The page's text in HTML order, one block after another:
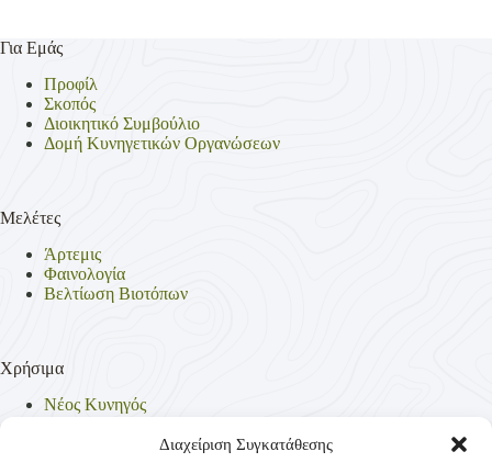
Διαχείριση Συγκατάθεσης
Για Εμάς
Προφίλ
Σκοπός
Διοικητικό Συμβούλιο
Δομή Κυνηγετικών Οργανώσεων
Μελέτες
Άρτεμις
Φαινολογία
Βελτίωση Βιοτόπων
Χρήσιμα
Νέος Κυνηγός